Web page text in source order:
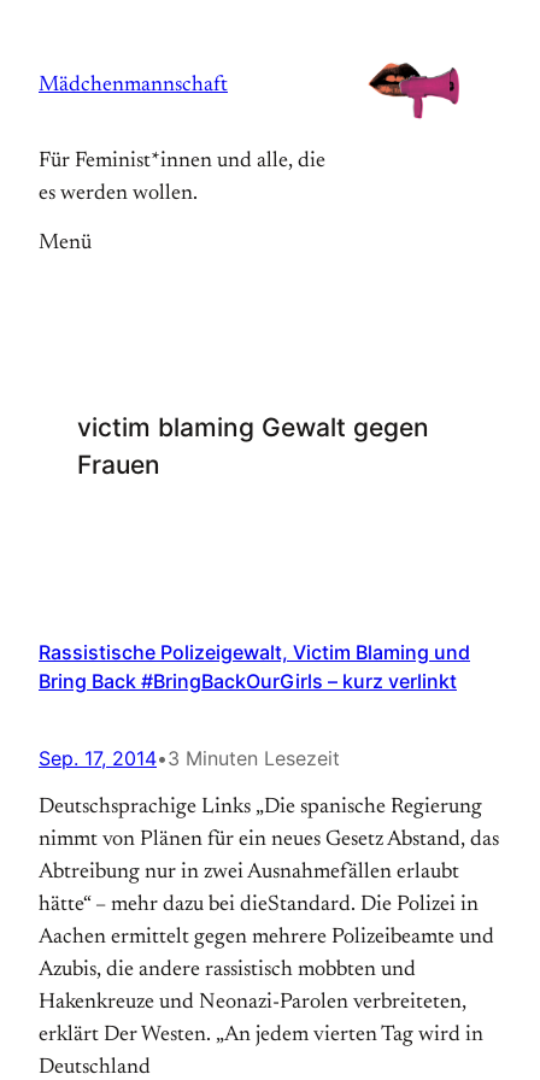
springen
Mädchenmannschaft
Für Feminist*innen und alle, die
es werden wollen.
Menü
victim blaming Gewalt gegen
Frauen
Rassistische Polizeigewalt, Victim Blaming und
Bring Back #BringBackOurGirls – kurz verlinkt
Sep. 17, 2014•3 Minuten Lesezeit
Deutschsprachige Links „Die spanische Regierung
nimmt von Plänen für ein neues Gesetz Abstand, das
Abtreibung nur in zwei Ausnahmefällen erlaubt
hätte“ – mehr dazu bei dieStandard. Die Polizei in
Aachen ermittelt gegen mehrere Polizeibeamte und
Azubis, die andere rassistisch mobbten und
Hakenkreuze und Neonazi-Parolen verbreiteten,
erklärt Der Westen. „An jedem vierten Tag wird in
Deutschland